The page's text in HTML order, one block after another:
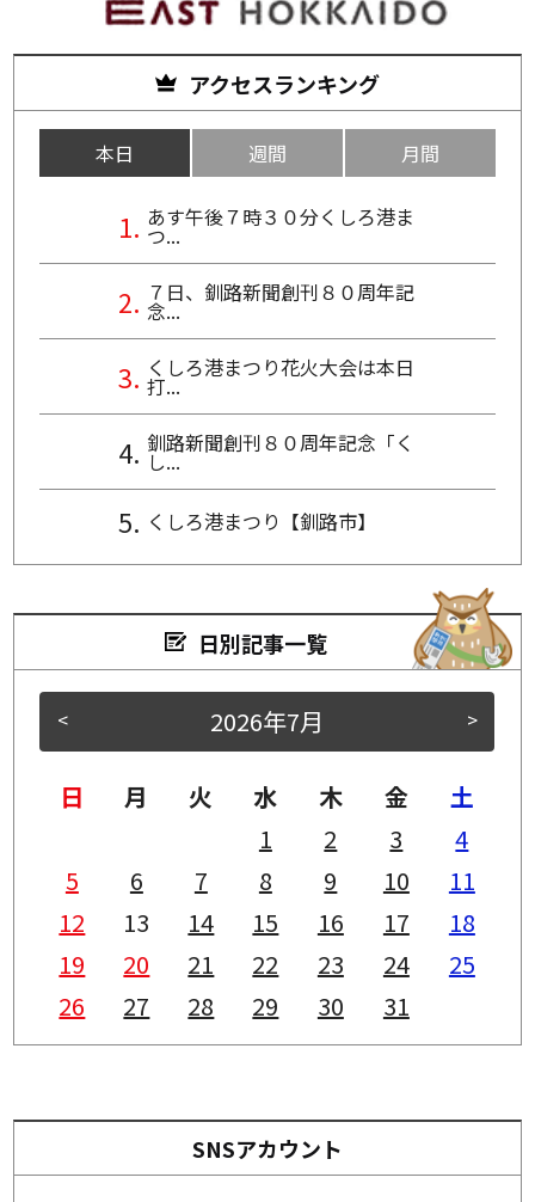
アクセスランキング
本日 週間 月間
あす午後７時３０分くしろ港ま
つ...
７日、釧路新聞創刊８０周年記
念...
くしろ港まつり花火大会は本日
打...
釧路新聞創刊８０周年記念「く
し...
くしろ港まつり【釧路市】
日別記事一覧
< >
2026年7月
日 月 火 水 木 金
土
1
2 3
4
5
6 7 8 9 10
11
12
13 14 15 16 17
18
19
20 21 22 23 24
25
26
27 28 29 30 31
SNSアカウント